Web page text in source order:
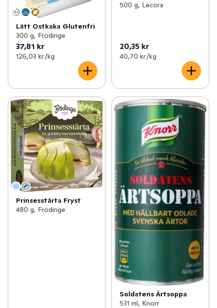
Lätt Ostkaka Glutenfri
300 g, Frödinge
37,81 kr
126,03 kr /kg
500 g, Lecora
20,35 kr
40,70 kr /kg
Prinsesstårta Fryst
480 g, Frödinge
Soldatens Ärtsoppa
531 ml, Knorr